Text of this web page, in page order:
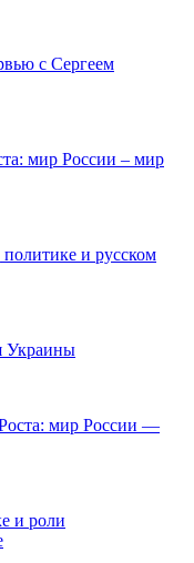
с Сергеем
мир России – мир
и русском
Украины
мир России —
и роли